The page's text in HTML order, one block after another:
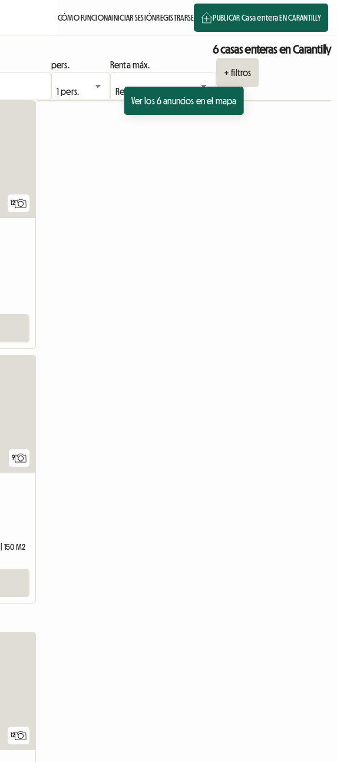
CÓMO FUNCIONAINICIAR SESIÓNREGISTRARSE PUBLICAR Casa entera EN CARANTILLY
6 casas enteras en Carantilly
pers.
Renta máx.
+ filtros
Ver los 6 anuncios en el mapa
12
9
150 M2
12